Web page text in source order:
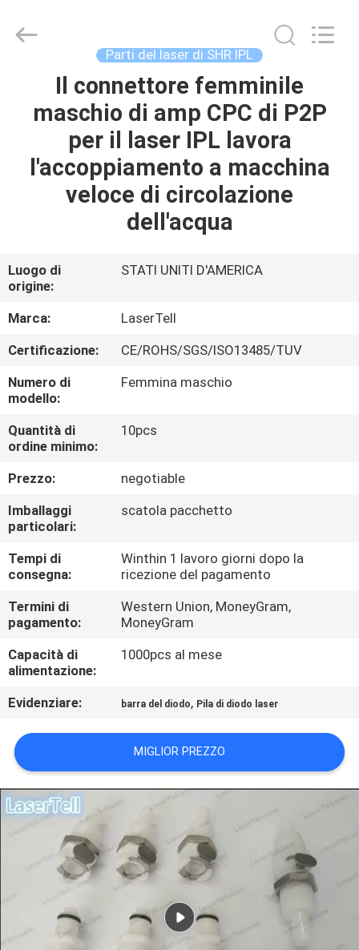
CASA
PRODOTTI
GIRO
DELLA
FABBRICA
CONTROLLO
DI
QUALITÀ
Developed
Parti del laser di SHR IPL
Il connettore femminile
maschio di amp CPC di P2P
per il laser IPL lavora
l'accoppiamento a macchina
veloce di circolazione
dell'acqua
Luogo di
origine:
STATI UNITI D'AMERICA
Marca:
LaserTell
Certificazione:
CE/ROHS/SGS/ISO13485/TUV
Numero di
modello:
Femmina maschio
Quantità di
ordine minimo:
10pcs
Prezzo:
negotiable
Imballaggi
particolari:
scatola pacchetto
Tempi di
consegna:
Winthin 1 lavoro giorni dopo la
ricezione del pagamento
Termini di
pagamento:
Western Union, MoneyGram,
MoneyGram
Capacità di
alimentazione:
1000pcs al mese
Evidenziare: barra del diodo, Pila di diodo laser
MIGLIOR PREZZO